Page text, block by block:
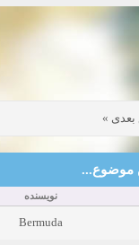
»
موضوع...
نویسنده
Bermuda